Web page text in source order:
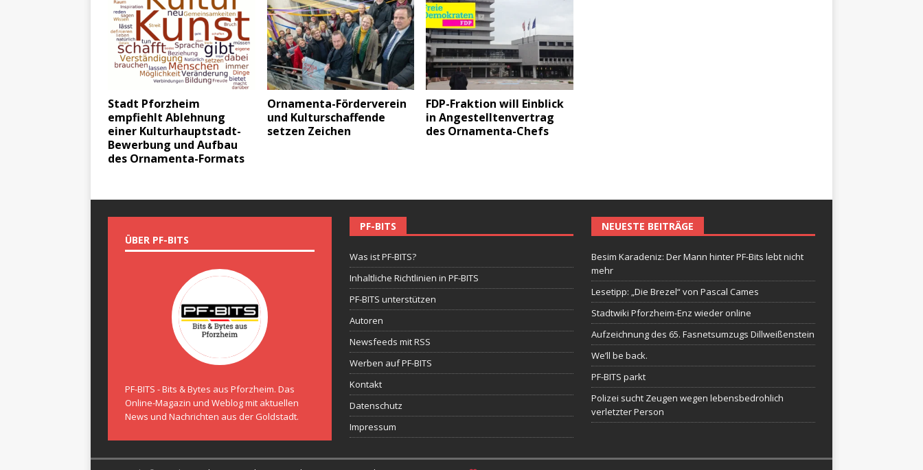
Stadt Pforzheim
empfiehlt Ablehnung
einer Kulturhauptstadt-
Bewerbung und Aufbau
des Ornamenta-Formats
Ornamenta-Förderverein
und Kulturschaffende
setzen Zeichen
FDP-Fraktion will Einblick
in Angestelltenvertrag
des Ornamenta-Chefs
ÜBER PF-BITS
PF-BITS - Bits & Bytes aus Pforzheim. Das
Online-Magazin und Weblog mit aktuellen
News und Nachrichten aus der Goldstadt.
PF-BITS
Was ist PF-BITS?
Inhaltliche Richtlinien in PF-BITS
PF-BITS unterstützen
Autoren
Newsfeeds mit RSS
Werben auf PF-BITS
Kontakt
Datenschutz
Impressum
NEUESTE BEITRÄGE
Besim Karadeniz: Der Mann hinter PF-Bits lebt nicht
mehr
Lesetipp: „Die Brezel“ von Pascal Cames
Stadtwiki Pforzheim-Enz wieder online
Aufzeichnung des 65. Fasnetsumzugs Dillweißenstein
We’ll be back.
PF-BITS parkt
Polizei sucht Zeugen wegen lebensbedrohlich
verletzter Person